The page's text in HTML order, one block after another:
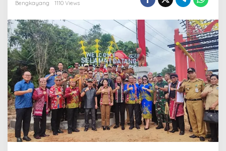
h
a
s
S
u
k
u
D
a
y
a
k
B
a
Bengkayang
1110 Views